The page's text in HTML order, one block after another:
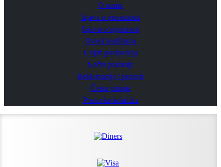
O nama
Izjava o privatnosti
Izjava o sigurnosti
Uvjeti korištenja
Uvjeti poslovanja
Način plaćanja
Reklamacije i povrati
Česta pitanja
Postavke kolačića